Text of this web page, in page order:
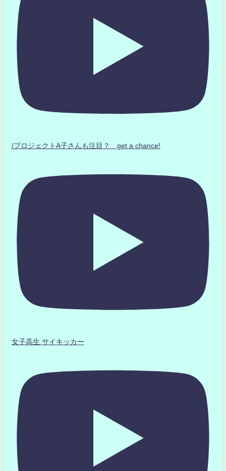
/プロジェクトA子さんも注目？ get a chance!
女子高生 サイキッカー